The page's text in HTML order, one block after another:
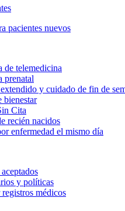
pacientes nuevos
de telemedicina
prenatal
y cuidado de fin de
bienestar
Cita
recién nacidos
enfermedad el mismo día
y políticas
médicos